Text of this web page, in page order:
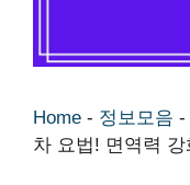
Home - 정보모음 -
차 요법! 면역력